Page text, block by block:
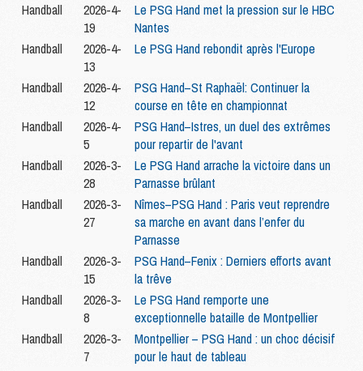
Handball
2026-4-
19
Le PSG Hand met la pression sur le HBC
Nantes
Handball
2026-4-
13
Le PSG Hand rebondit après l'Europe
Handball
2026-4-
12
PSG Hand–St Raphaël: Continuer la
course en tête en championnat
Handball
2026-4-
5
PSG Hand–Istres, un duel des extrêmes
pour repartir de l'avant
Handball
2026-3-
28
Le PSG Hand arrache la victoire dans un
Parnasse brûlant
Handball
2026-3-
27
Nîmes–PSG Hand : Paris veut reprendre
sa marche en avant dans l’enfer du
Parnasse
Handball
2026-3-
15
PSG Hand–Fenix : Derniers efforts avant
la trêve
Handball
2026-3-
8
Le PSG Hand remporte une
exceptionnelle bataille de Montpellier
Handball
2026-3-
7
Montpellier – PSG Hand : un choc décisif
pour le haut de tableau